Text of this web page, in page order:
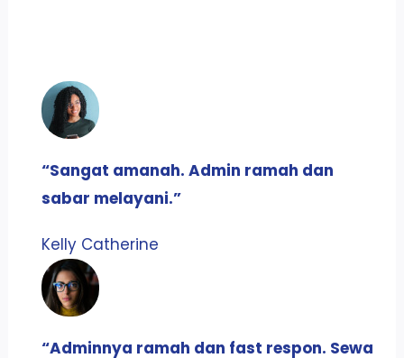
“Sangat amanah. Admin ramah dan
sabar melayani.”
Kelly Catherine​
“Adminnya ramah dan fast respon. Sewa